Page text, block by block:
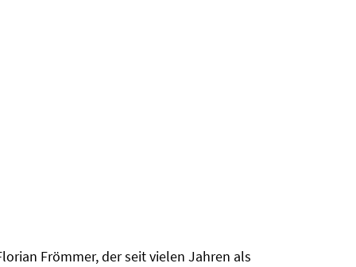
Frömmer, der seit vielen Jahren als